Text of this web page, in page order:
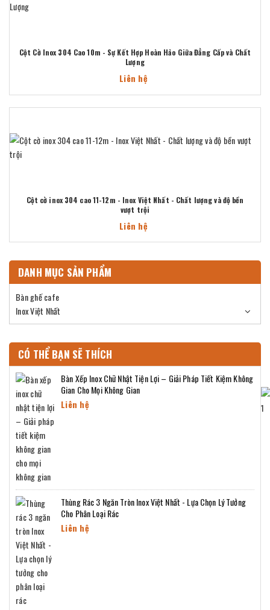
Cột Cờ Inox 304 Cao 10m - Sự Kết Hợp Hoàn Hảo Giữa Đẳng Cấp và Chất
Lượng
Liên hệ
Cột cờ inox 304 cao 11-12m - Inox Việt Nhất - Chất lượng và độ bền
vượt trội
Liên hệ
DANH MỤC SẢN PHẨM
Bàn ghế cafe
Inox Việt Nhất
CÓ THỂ BẠN SẼ THÍCH
Bàn Xếp Inox Chữ Nhật Tiện Lợi – Giải Pháp Tiết Kiệm Không
Gian Cho Mọi Không Gian
Liên hệ
Thùng Rác 3 Ngăn Tròn Inox Việt Nhất - Lựa Chọn Lý Tưởng
Cho Phân Loại Rác
Liên hệ